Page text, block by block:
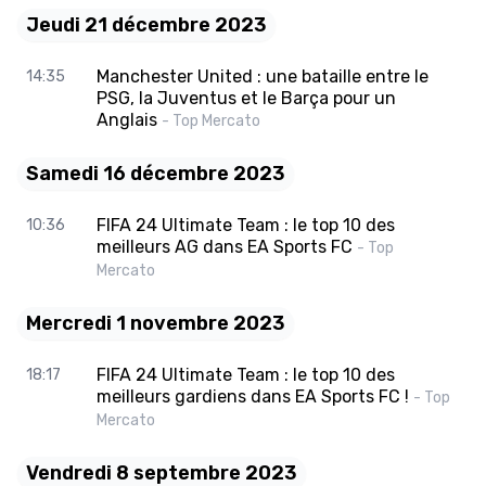
Jeudi 21 décembre 2023
14:35
Manchester United : une bataille entre le
PSG, la Juventus et le Barça pour un
Anglais - Top Mercato
Samedi 16 décembre 2023
10:36
FIFA 24 Ultimate Team : le top 10 des
meilleurs AG dans EA Sports FC - Top
Mercato
Mercredi 1 novembre 2023
18:17
FIFA 24 Ultimate Team : le top 10 des
meilleurs gardiens dans EA Sports FC ! - Top
Mercato
Vendredi 8 septembre 2023